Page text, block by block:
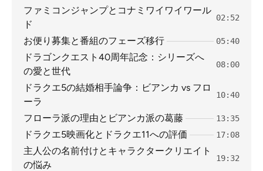
ファミコンジャンプとコナミワイワイワール
ド
02:52
お便り募集と番組のフェーズ移行 05:40
ドラゴンクエスト40周年記念：シリーズへ
の愛と世代
08:00
ドラクエ5の結婚相手論争：ビアンカ vs フロ
ーラ
10:40
フローラ派の理由とビアンカ派の葛藤 13:35
ドラクエ5映画化とドラクエ11への評価 17:08
主人公の名前付けとキャラクタークリエイト
の悩み
19:32